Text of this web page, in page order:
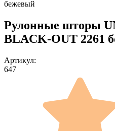
бежевый
Рулонные шторы
BLACK-OUT 2261
Артикул:
647